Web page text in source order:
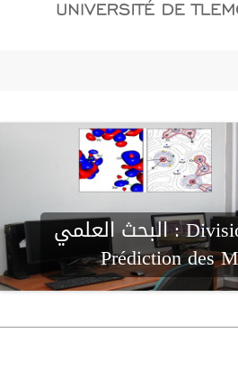
البحث العلمي :
Prédiction